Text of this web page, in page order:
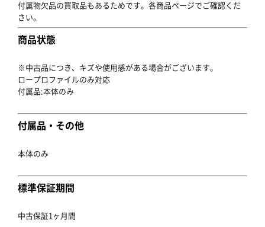
付属物欠品の買取品もあるためです。各商品ページでご確認くだ
さい。
商品状態
※中古品につき、キズや使用感がある場合がございます。
ロープロファイルのみ対応
付属品:本体のみ
付属品・その他
本体のみ
標準保証期間
中古保証1ヶ月間